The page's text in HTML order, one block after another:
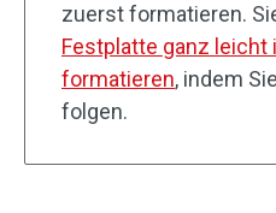
zuerst formatieren.
Festplatte ganz
formatieren, indem
folgen.